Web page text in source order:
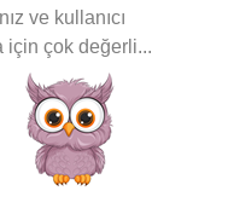
ve kullanıcı
için çok değerli...